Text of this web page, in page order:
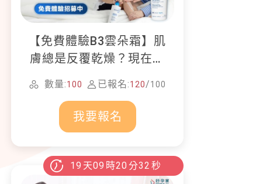
【免費體驗B3雲朵霜】肌
膚總是反覆乾燥？現在就
加入貝膚黛瑪修護體驗計
畫！
數量:100 已報名:120/100
我要報名
19 天09 時20 分31 秒